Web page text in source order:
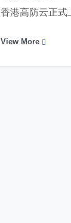
香港高防云正式
View More